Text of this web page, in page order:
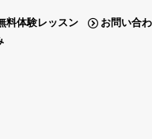
料体験レッスン
お問い合